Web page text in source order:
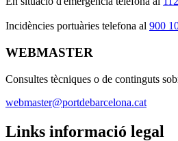
Incidències portuàries telefona al 900
WEBMASTER
Consultes tècniques o de continguts
webmaster@portdebarcelona.cat
Links informació legal